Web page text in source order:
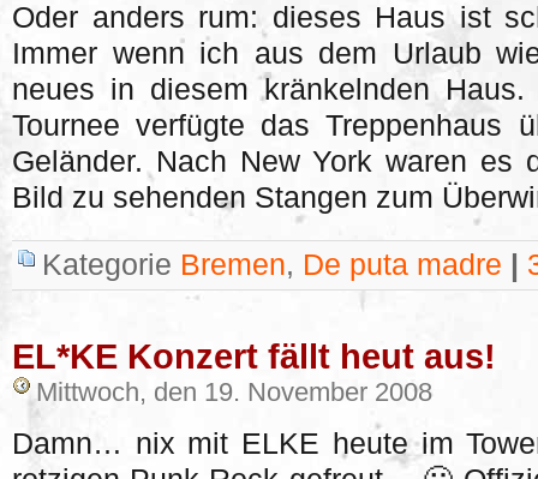
Oder anders rum: dieses Haus ist
Immer wenn ich aus dem Urlaub
neues in diesem kränkelnden
Tournee verfügte das Treppenhaus
Geländer. Nach New York waren es
Bild zu sehenden Stangen zum
Kategorie Bremen, De puta madre
EL*KE Konzert fällt heut aus!
Mittwoch, den 19. November 2008
Damn… nix mit ELKE heute im